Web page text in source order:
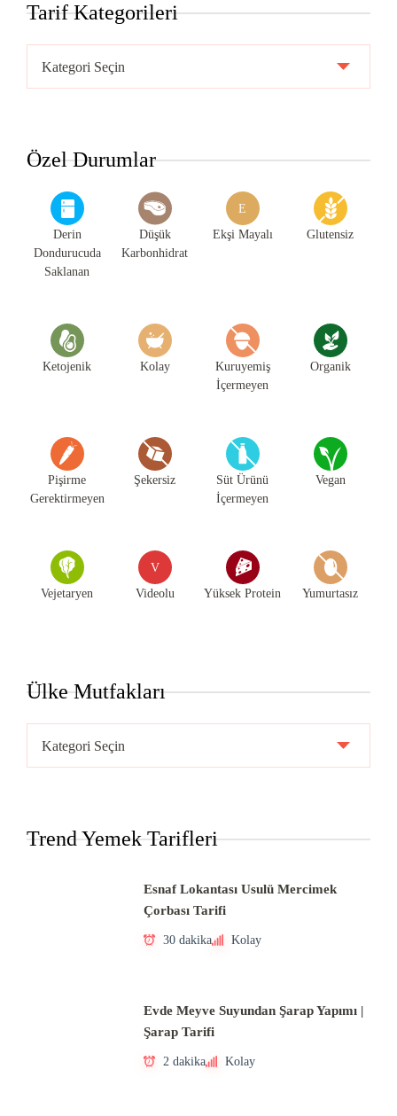
Tarif Kategorileri
Kategorileri
Özel Durumlar
Derin
Dondurucuda
Saklanan
Düşük
Karbonhidrat
E
Ekşi Mayalı Glutensiz
Ketojenik Kolay
Kuruyemiş
İçermeyen
Organik
Pişirme
Gerektirmeyen
Şekersiz
Süt Ürünü
İçermeyen
Vegan
Vejetaryen
V
Videolu Yüksek Protein Yumurtasız
Ülke Mutfakları
Mutfakları
Trend Yemek Tarifleri
Esnaf Lokantası Usulü Mercimek
Çorbası Tarifi
30 dakika Kolay
Evde Meyve Suyundan Şarap Yapımı |
Şarap Tarifi
2 dakika Kolay